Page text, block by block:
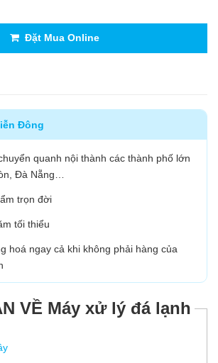
Đặt Mua Online
Đông
quanh nội thành các thành phố lớn
Đà Nẵng…
trọn đời
tối thiểu
hoá ngay cả khi không phải hàng của
VỀ Máy xử lý đá lạnh